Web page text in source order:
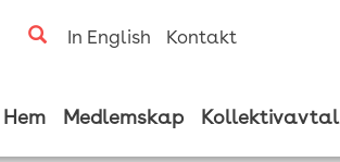
In English Kontakt
Hem Medlemskap Kollektivavtal